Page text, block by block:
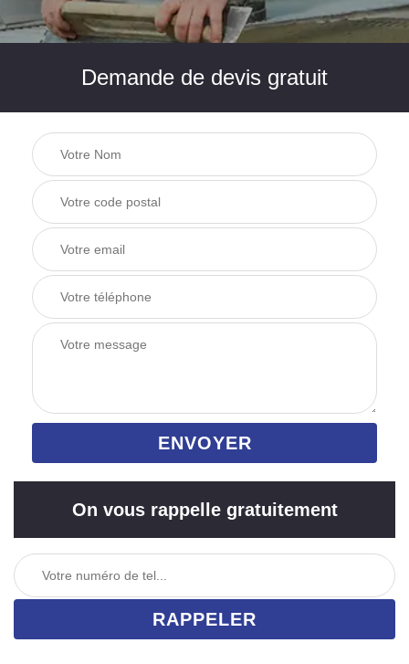
Demande de devis gratuit
On vous rappelle gratuitement